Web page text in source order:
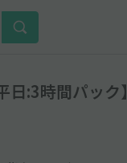
:3時間パック】